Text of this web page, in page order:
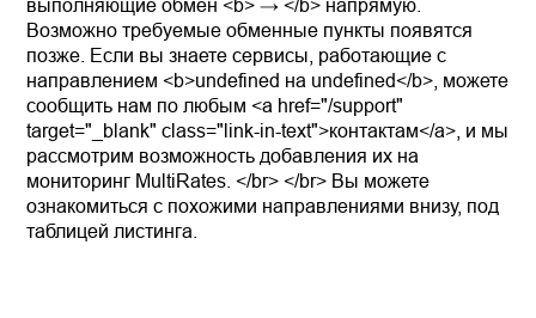
выполняющие обмен <b> → </b> напрямую.
Возможно требуемые обменные пункты появятся
позже. Если вы знаете сервисы, работающие с
направлением <b>undefined на undefined</b>, можете
сообщить нам по любым <a href="/support"
target="_blank" class="link-in-text">контактам</a>, и мы
рассмотрим возможность добавления их на
мониторинг MultiRates. </br> </br> Вы можете
ознакомиться с похожими направлениями внизу, под
таблицей листинга.